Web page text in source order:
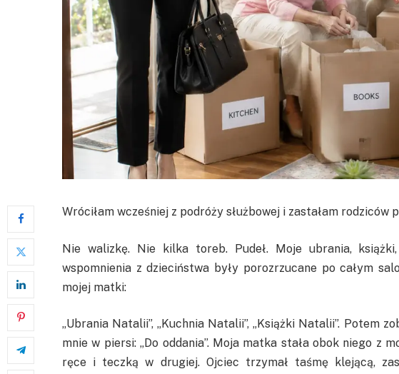
Wróciłam wcześniej z podróży służbowej i zastałam rodziców
Nie walizkę. Nie kilka toreb. Pudeł. Moje ubrania,
wspomnienia z dzieciństwa były porozrzucane po całym
mojej matki:
„Ubrania Natalii”, „Kuchnia Natalii”, „Książki Natalii”. Potem
mnie w piersi: „Do oddania”. Moja matka stała obok niego z
ręce i teczką w drugiej. Ojciec trzymał taśmę klejącą,